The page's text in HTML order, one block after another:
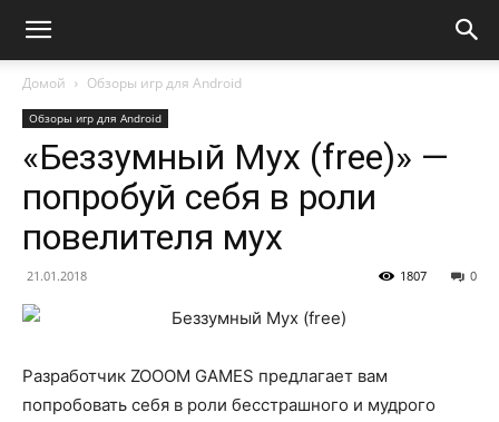
Домой Обзоры игр для Android
Обзоры игр для Android
«Беззумный Мух (free)» —
попробуй себя в роли
повелителя мух
21.01.2018 0
1807
Разработчик ZOOOM GAMES предлагает вам
попробовать себя в роли бесстрашного и мудрого